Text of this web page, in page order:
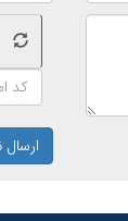
ارسال